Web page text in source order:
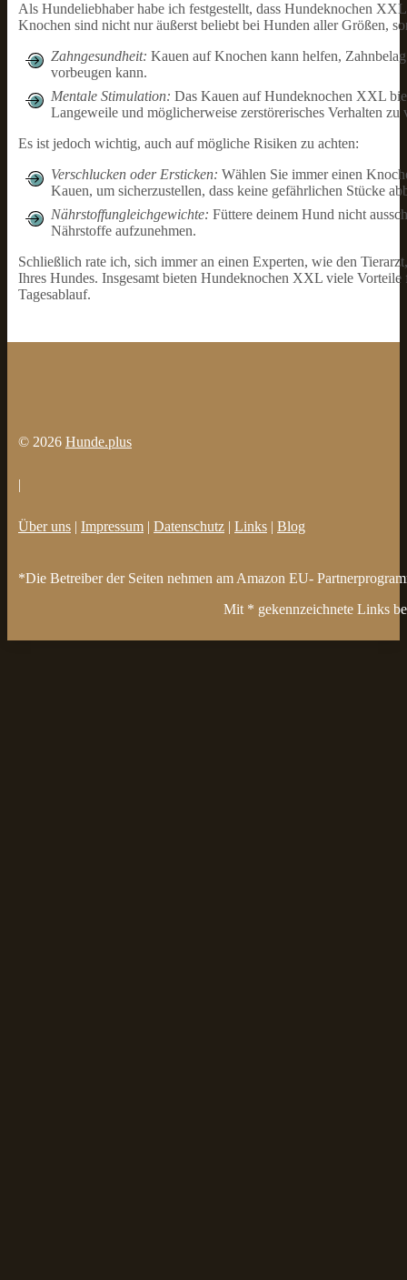
Als Hundeliebhaber habe ich festgestellt, dass Hundeknochen
Knochen sind nicht nur äußerst beliebt bei Hunden aller Größen,
Zahngesundheit: Kauen auf Knochen kann helfen,
vorbeugen kann.
Mentale Stimulation: Das Kauen auf Hundeknochen XXL
Langeweile und möglicherweise zerstörerisches Verhalten zu
Es ist jedoch wichtig, auch auf mögliche Risiken zu achten:
Verschlucken oder Ersticken: Wählen Sie immer einen
Kauen, um sicherzustellen, dass keine gefährlichen Stücke
Nährstoffungleichgewichte: Füttere deinem Hund nicht
Nährstoffe aufzunehmen.
Schließlich rate ich, sich immer an einen Experten, wie den
Ihres Hundes. Insgesamt bieten Hundeknochen XXL viele
Tagesablauf.
© 2026 Hunde.plus
|
Über uns | Impressum | Datenschutz | Links | Blog
*Die Betreiber der Seiten nehmen am Amazon EU-
Mit * gekennzeichnete Links